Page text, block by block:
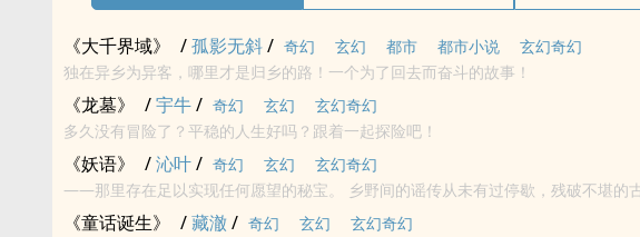
《大千界域》 /孤影无斜/ 奇幻 玄幻 都市 都市小说
玄幻奇幻
独在异乡为异客，哪里才是归乡的路！一个为了回去而奋斗的故事！
《龙墓》 /宇牛/ 奇幻 玄幻
玄幻奇幻
多久没有冒险了？平稳的人生好吗？跟着一起探险吧！
《妖语》 /沁叶/ 奇幻 玄幻
玄幻奇幻
——那里存在足以实现任何愿望的秘宝。 乡野间的谣传从未有过停歇，残破不堪的古籍仅留下隻字片
语。 「参天的林木死守着一方天地。人类也好、妖怪也罢，只要生活在那里都能过
《童话诞生》 /藏澈/ 奇幻 玄幻
玄幻奇幻